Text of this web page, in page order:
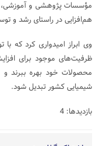
مؤسسات پژوهشی و آموزشی،
هم‌افزایی در راستای رشد و
وی ابراز امیدواری کرد که
ظرفیت‌های موجود برای
محصولات خود بهره ببرند
شیمیایی کشور تبدیل شود.
بازدیدها: 4